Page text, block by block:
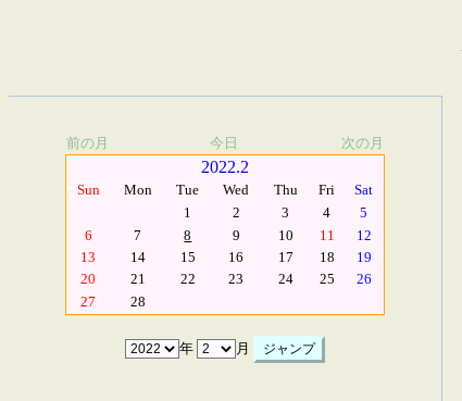
前の月 今日 次の月
2022.2
Sun Mon Tue Wed Thu Fri
Sat
1
2 3 4
5
6
7 8 9 10 11
12
13
14 15 16 17 18
19
20
21 22 23 24 25
26
27
28
年 月